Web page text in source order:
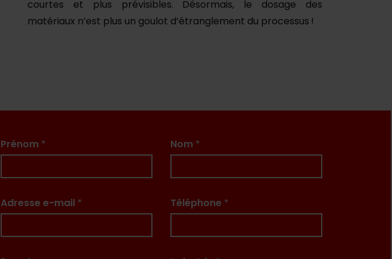
courtes et plus prévisibles. Désormais, le dosage des
matériaux n’est plus un goulot d’étranglement du processus !
Prénom * Nom *
Adresse e-mail * Téléphone *